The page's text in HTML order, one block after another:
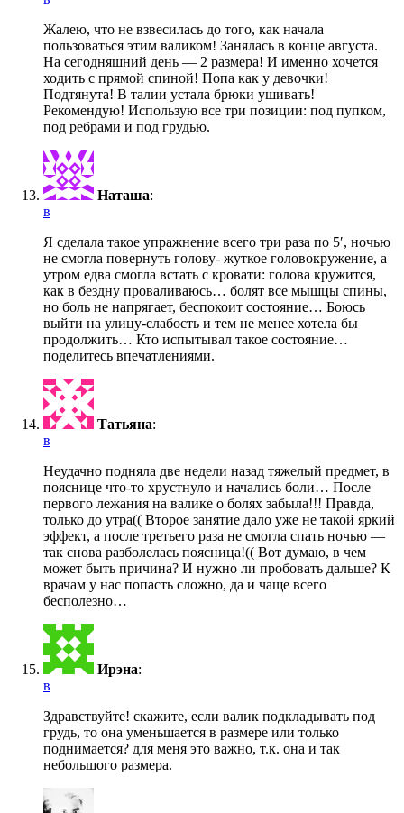
Жалею, что не взвесилась до того, как начала
пользоваться этим валиком! Занялась в конце августа.
На сегодняшний день — 2 размера! И именно хочется
ходить с прямой спиной! Попа как у девочки!
Подтянута! В талии устала брюки ушивать!
Рекомендую! Использую все три позиции: под пупком,
под ребрами и под грудью.
Наташа:
в
Я сделала такое упражнение всего три раза по 5′, ночью
не смогла повернуть голову- жуткое головокружение, а
утром едва смогла встать с кровати: голова кружится,
как в бездну проваливаюсь… болят все мышцы спины,
но боль не напрягает, беспокоит состояние… Боюсь
выйти на улицу-слабость и тем не менее хотела бы
продолжить… Кто испытывал такое состояние…
поделитесь впечатлениями.
Татьяна:
в
Неудачно подняла две недели назад тяжелый предмет, в
пояснице что-то хрустнуло и начались боли… После
первого лежания на валике о болях забыла!!! Правда,
только до утра(( Второе занятие дало уже не такой яркий
эффект, а после третьего раза не смогла спать ночью —
так снова разболелась поясница!(( Вот думаю, в чем
может быть причина? И нужно ли пробовать дальше? К
врачам у нас попасть сложно, да и чаще всего
бесполезно…
Ирэна:
в
Здравствуйте! скажите, если валик подкладывать под
грудь, то она уменьшается в размере или только
поднимается? для меня это важно, т.к. она и так
небольшого размера.